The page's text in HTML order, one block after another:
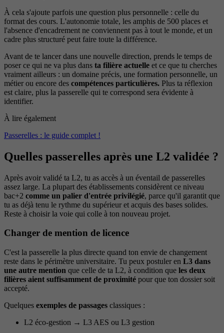
À cela s'ajoute parfois une question plus personnelle : celle du
format des cours. L'autonomie totale, les amphis de 500 places et
l'absence d'encadrement ne conviennent pas à tout le monde, et un
cadre plus structuré peut faire toute la différence.
Avant de te lancer dans une nouvelle direction, prends le temps de
poser ce qui ne va plus dans ta filière actuelle et ce que tu cherches
vraiment ailleurs : un domaine précis, une formation personnelle, un
métier ou encore des compétences particulières. Plus ta réflexion
est claire, plus la passerelle qui te correspond sera évidente à
identifier.
À lire également
Passerelles : le guide complet !
Quelles passerelles après une L2 validée ?
Après avoir validé ta L2, tu as accès à un éventail de passerelles
assez large. La plupart des établissements considèrent ce niveau
bac+2 comme un palier d'entrée privilégié, parce qu'il garantit que
tu as déjà tenu le rythme du supérieur et acquis des bases solides.
Reste à choisir la voie qui colle à ton nouveau projet.
Changer de mention de licence
C'est la passerelle la plus directe quand ton envie de changement
reste dans le périmètre universitaire. Tu peux postuler en L3 dans
une autre mention que celle de ta L2, à condition que les deux
filières aient suffisamment de proximité pour que ton dossier soit
accepté.
Quelques exemples de passages classiques :
L2 éco-gestion → L3 AES ou L3 gestion